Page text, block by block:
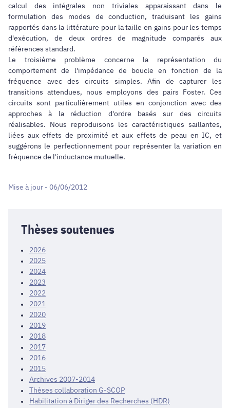
calcul des intégrales non triviales apparaissant dans le
formulation des modes de conduction, traduisant les gains
rapportés dans la littérature pour la taille en gains pour les temps
d'exécution, de deux ordres de magnitude comparés aux
références standard.
Le troisième problème concerne la représentation du
comportement de l'impédance de boucle en fonction de la
fréquence avec des circuits simples. Afin de capturer les
transitions attendues, nous employons des pairs Foster. Ces
circuits sont particulièrement utiles en conjonction avec des
approches à la réduction d'ordre basés sur des circuits
réalisables. Nous reproduisons les caractéristiques saillantes,
liées aux effets de proximité et aux effets de peau en IC, et
suggérons le perfectionnement pour représenter la variation en
fréquence de l'inductance mutuelle.
Mise à jour - 06/06/2012
Thèses soutenues
2026
2025
2024
2023
2022
2021
2020
2019
2018
2017
2016
2015
Archives 2007-2014
Thèses collaboration G-SCOP
Habilitation à Diriger des Recherches (HDR)